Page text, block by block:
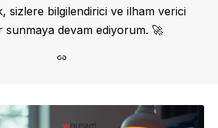
sizlere bilgilendirici ve ilham verici
sunmaya devam ediyorum. 🚀